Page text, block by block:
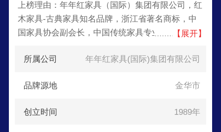
上榜理由：年年红家具（国际）集团有限公司，红
木家具-古典家具知名品牌，浙江省著名商标，中
国家具协会副会长，中国传统家具专业委员会主
大的中式名贵硬木家具研发与生产基地之一。
【展开】
所属公司 年年红家具(国际)集团有限公司
品牌源地 金华市
创立时间 1989年